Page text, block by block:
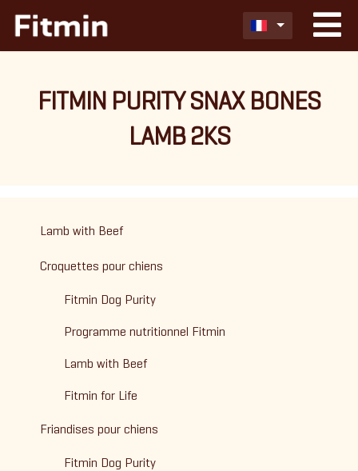
FITMIN PURITY SNAX BONES
LAMB 2KS
Lamb with Beef
Croquettes pour chiens
Fitmin Dog Purity
Programme nutritionnel Fitmin
Lamb with Beef
Fitmin for Life
Friandises pour chiens
Fitmin Dog Purity